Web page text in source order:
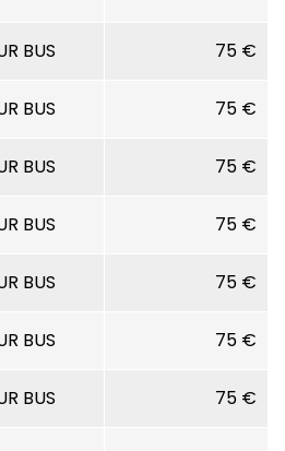
BUS 75 €
BUS 75 €
BUS 75 €
BUS 75 €
BUS 75 €
BUS 75 €
BUS 75 €